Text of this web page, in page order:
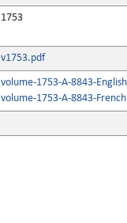
1753
v1753.pdf
volume-1753-A-8843-
volume-1753-A-8843-